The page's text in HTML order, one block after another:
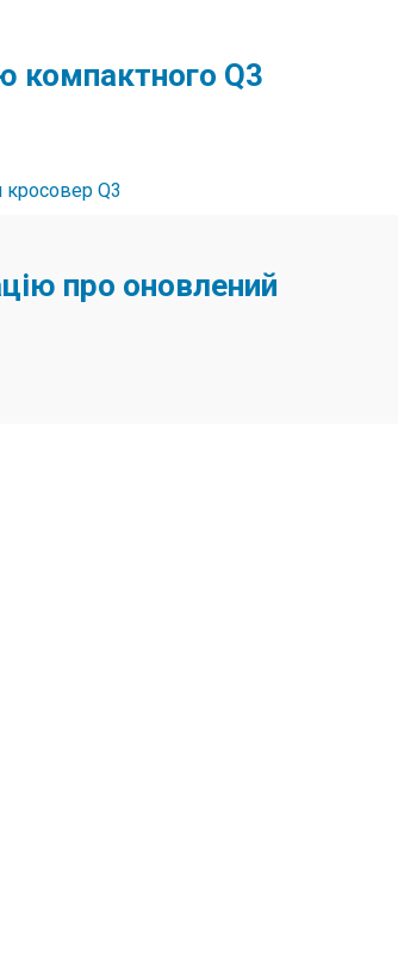
компактного Q3
про оновлений